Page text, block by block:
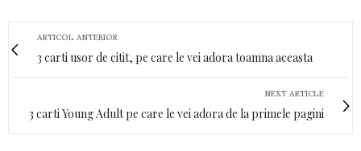
ARTICOL ANTERIOR
3 carti usor de citit, pe care le vei adora toamna aceasta
NEXT ARTICLE
3 carti Young Adult pe care le vei adora de la primele pagini